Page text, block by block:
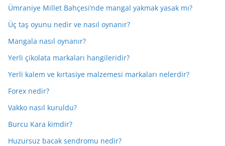
Ümraniye Millet Bahçesi’nde mangal yakmak yasak mı?
Üç taş oyunu nedir ve nasıl oynanır?
Mangala nasıl oynanır?
Yerli çikolata markaları hangileridir?
Yerli kalem ve kırtasiye malzemesi markaları nelerdir?
Forex nedir?
Vakko nasıl kuruldu?
Burcu Kara kimdir?
Huzursuz bacak sendromu nedir?